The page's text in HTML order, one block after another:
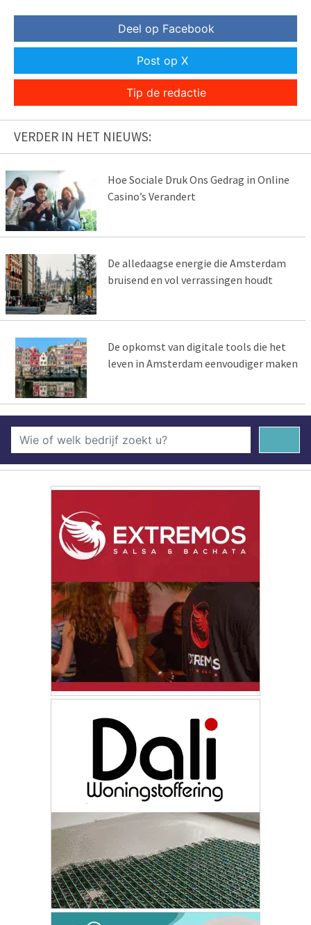
Deel op Facebook
Post op X
Tip de redactie
VERDER IN HET NIEUWS:
Hoe Sociale Druk Ons Gedrag in Online
Casino’s Verandert
De alledaagse energie die Amsterdam
bruisend en vol verrassingen houdt
De opkomst van digitale tools die het
leven in Amsterdam eenvoudiger maken